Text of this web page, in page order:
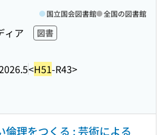
ィア
図書
<H51-R43>
国立国会図書館 全国の図書館
倫理をつくる : 芸術による